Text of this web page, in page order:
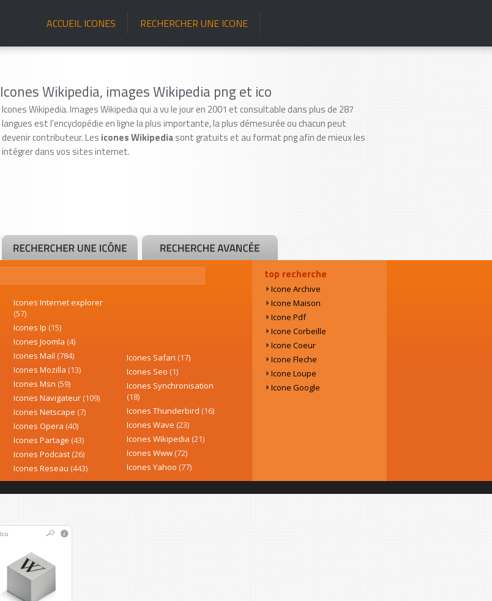
ACCUEIL ICONES RECHERCHER UNE ICONE
Icones Wikipedia, images Wikipedia png et ico
Icones Wikipedia. Images Wikipedia qui a vu le jour en 2001 et consultable dans plus de 287
langues est l'encyclopédie en ligne la plus importante, la plus démesurée ou chacun peut
devenir contributeur. Les icones Wikipediasont gratuits et au format png afin de mieux les
intégrer dans vos sites internet.
Icones Internet explorer
(57)
Icones Ip (15)
Icones Joomla (4)
Icones Mail (784)
Icones Mozilla (13)
Icones Msn (59)
Icones Navigateur (109)
Icones Netscape (7)
Icones Opera (40)
Icones Partage (43)
Icones Podcast (26)
Icones Reseau (443)
Icones Safari (17)
Icones Seo (1)
Icones Synchronisation
(18)
Icones Thunderbird (16)
Icones Wave (23)
Icones Wikipedia (21)
Icones Www (72)
Icones Yahoo (77)
top recherche
Icone Archive
Icone Maison
Icone Pdf
Icone Corbeille
Icone Coeur
Icone Fleche
Icone Loupe
Icone Google
Ico